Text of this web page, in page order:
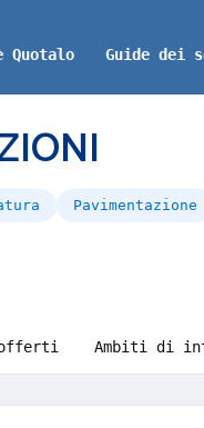
Quotalo Guide dei
Pavimentazione
Ambiti di